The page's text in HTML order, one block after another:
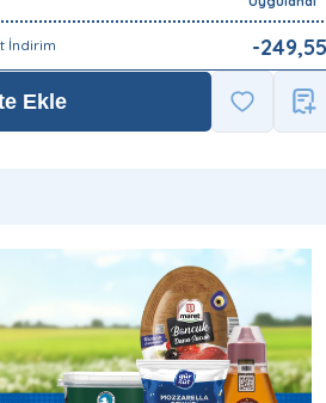
İndirim -249,55
Ekle